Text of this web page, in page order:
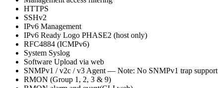
HTTPS
SSHv2
IPv6 Management
IPv6 Ready Logo PHASE2 (host only)
RFC4884 (ICMPv6)
System Syslog
Software Upload via web
SNMPv1 / v2c / v3 Agent — Note: No SNMPv1 trap support
RMON (Group 1, 2, 3 & 9)